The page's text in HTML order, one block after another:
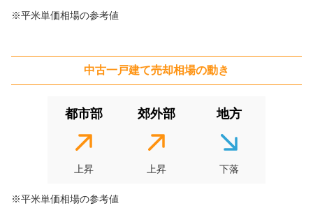
北海道札幌市南区石山
更地 土地面積: 281㎡
100
北海道札幌市北区篠路町上篠路
※平米単価相場の参考値
中古一戸建て売却相場の動き
都市部
上昇
郊外部
上昇
地方
下落
※平米単価相場の参考値